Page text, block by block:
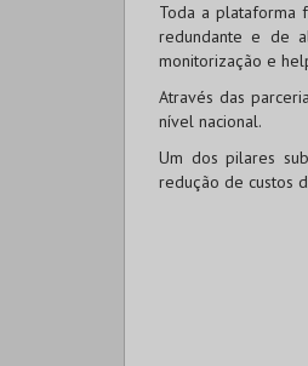
Toda a plataforma
redundante e de
monitorização e
Através das
nível nacional.
Um dos pilares
redução de custos